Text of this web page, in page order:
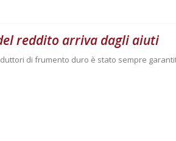
reddito arriva dagli aiuti
di frumento duro è stato sempre